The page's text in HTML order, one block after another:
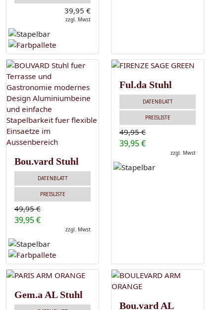
39,95 €
zzgl. Mwst
Bou.vard Stuhl
DATENBLATT
PREISLISTE
49,95 €
39,95 €
zzgl. Mwst
Ful.da Stuhl
DATENBLATT
PREISLISTE
49,95 €
39,95 €
zzgl. Mwst
Gem.a AL Stuhl
Bou.vard AL